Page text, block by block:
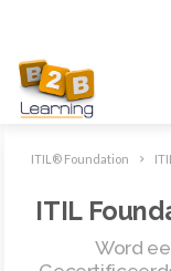
ITIL® Foundation
ITIL
Word